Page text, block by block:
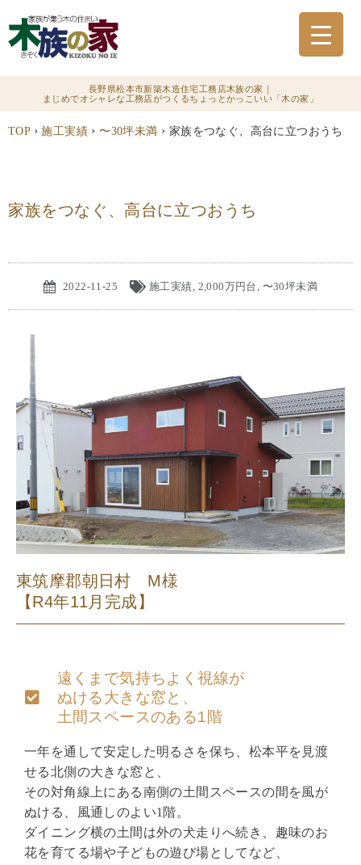
長野県松本市新築木造住宅工務店木族の家｜
まじめでオシャレな工務店がつくるちょっとかっこいい「木の家」
TOP › 施工実績 › 〜30坪未満 › 家族をつなぐ、高台に立つおうち
家族をつなぐ、高台に立つおうち
2022-11-25 施工実績, 2,000万円台 , 〜30坪未満
東筑摩郡朝日村 M様
【R4年11月完成】
遠くまで気持ちよく視線が
ぬける大きな窓と、
土間スペースのある1階
一年を通して安定した明るさを保ち、松本平を見渡
せる北側の大きな窓と、
その対角線上にある南側の土間スペースの間を風が
ぬける、風通しのよい1階。
ダイニング横の土間は外の犬走りへ続き、趣味のお
花を育てる場や子どもの遊び場としてなど、